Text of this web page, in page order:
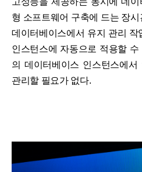
형 소프트웨어 구축에 드는 장
데이터베이스에서 유지 관리 작
인스턴스에 자동으로 적용할
의 데이터베이스 인스턴스에
관리할 필요가 없다.